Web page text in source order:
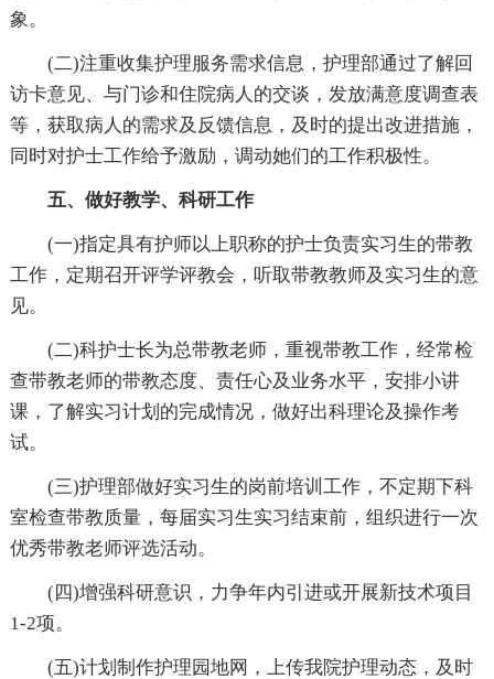
象。
(二)注重收集护理服务需求信息，护理部通过了解回
访卡意见、与门诊和住院病人的交谈，发放满意度调查表
等，获取病人的需求及反馈信息，及时的提出改进措施，
同时对护士工作给予激励，调动她们的工作积极性。
五、做好教学、科研工作
(一)指定具有护师以上职称的护士负责实习生的带教
工作，定期召开评学评教会，听取带教教师及实习生的意
见。
(二)科护士长为总带教老师，重视带教工作，经常检
查带教老师的带教态度、责任心及业务水平，安排小讲
课，了解实习计划的完成情况，做好出科理论及操作考
试。
(三)护理部做好实习生的岗前培训工作，不定期下科
室检查带教质量，每届实习生实习结束前，组织进行一次
优秀带教老师评选活动。
(四)增强科研意识，力争年内引进或开展新技术项目
1-2项。
(五)计划制作护理园地网，上传我院护理动态，及时